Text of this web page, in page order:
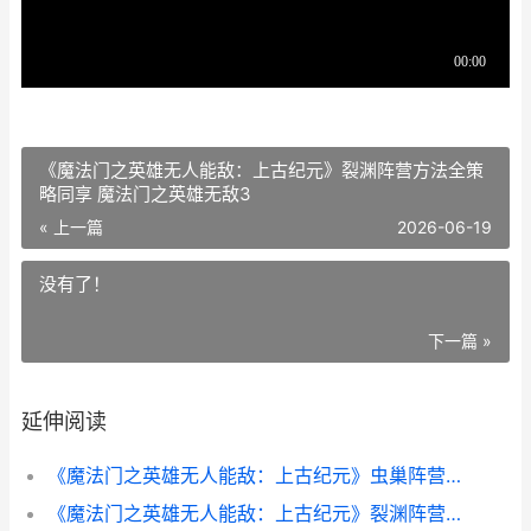
《魔法门之英雄无人能敌：上古纪元》裂渊阵营方法全策
略同享 魔法门之英雄无敌3
« 上一篇 2026-06-19
没有了！
下一篇 »
延伸阅读
《魔法门之英雄无人能敌：上古纪元》虫巢阵营新人开荒策略同享 魔法门之英雄无敌3套装图
《魔法门之英雄无人能敌：上古纪元》裂渊阵营方法全策略同享 魔法门之英雄无敌3